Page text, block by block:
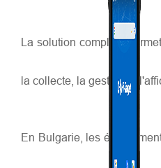
La solution complète
la collecte, la gestion et
En Bulgarie, les